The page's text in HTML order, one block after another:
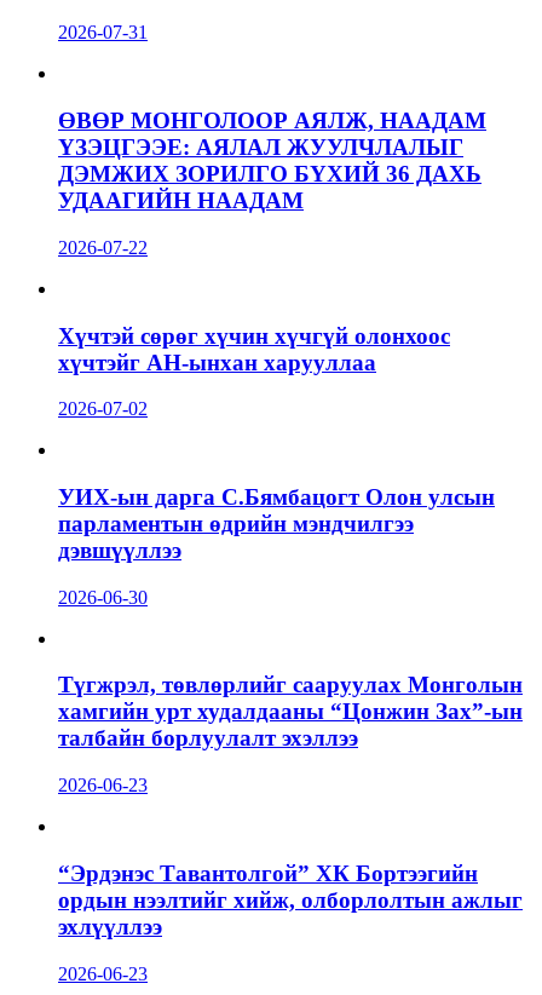
2026-07-31
ӨВӨР МОНГОЛООР АЯЛЖ, НААДАМ
ҮЗЭЦГЭЭЕ: АЯЛАЛ ЖУУЛЧЛАЛЫГ
ДЭМЖИХ ЗОРИЛГО БҮХИЙ 36 ДАХЬ
УДААГИЙН НААДАМ
2026-07-22
Хүчтэй сөрөг хүчин хүчгүй олонхоос
хүчтэйг АН-ынхан харууллаа
2026-07-02
УИХ-ын дарга С.Бямбацогт Олон улсын
парламентын өдрийн мэндчилгээ
дэвшүүллээ
2026-06-30
Түгжрэл, төвлөрлийг сааруулах Монголын
хамгийн урт худалдааны “Цонжин Зах”-ын
талбайн борлуулалт эхэллээ
2026-06-23
“Эрдэнэс Тавантолгой” ХК Бортээгийн
ордын нээлтийг хийж, олборлолтын ажлыг
эхлүүллээ
2026-06-23